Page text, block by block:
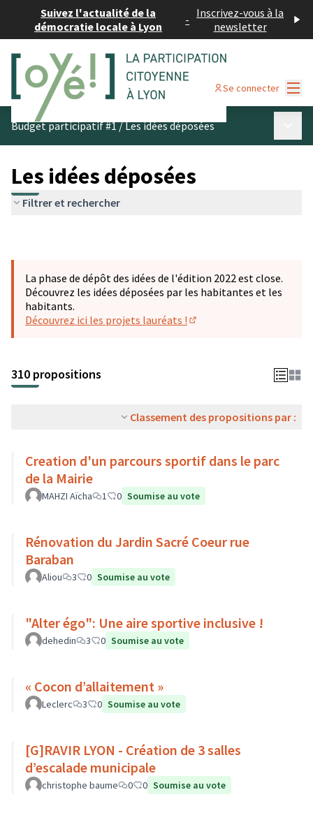
Suivez l'actualité de la
démocratie locale à Lyon
- Inscrivez-vous à la
newsletter
Se connecter
Budget participatif #1/Les idées déposées
Les idées déposées
Filtrer et rechercher
La phase de dépôt des idées de l'édition 2022 est close.
Découvrez les idées déposées par les habitantes et les
habitants.
Découvrez ici les projets lauréats !
310 propositions
Classement des propositions par :
Creation d'un parcours sportif dans le parc
de la Mairie
MAHZI Aïcha 1 0 Soumise au vote
Rénovation du Jardin Sacré Coeur rue
Baraban
Aliou 3 0 Soumise au vote
"Alter égo": Une aire sportive inclusive !
dehedin 3 0 Soumise au vote
« Cocon d’allaitement »
Leclerc 3 0 Soumise au vote
[G]RAVIR LYON - Création de 3 salles
d’escalade municipale
christophe baume 0 0 Soumise au vote